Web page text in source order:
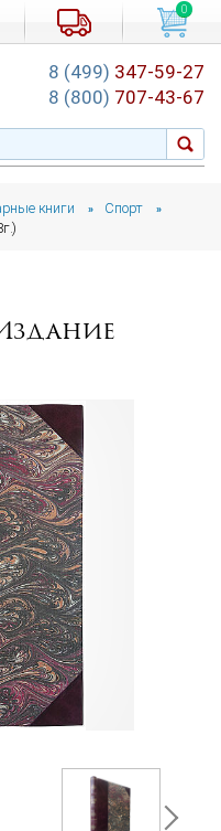
книги » Спорт »
0
8 (499) 347-59-27
8 (800) 707-43-67